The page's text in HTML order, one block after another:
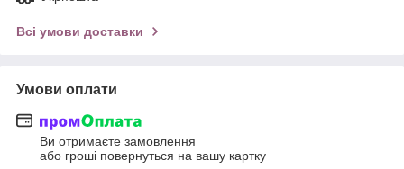
Всі умови доставки
Умови оплати
Ви отримаєте замовлення
або гроші повернуться на вашу картку